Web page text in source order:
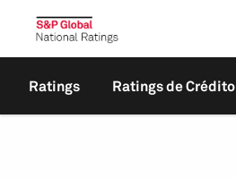
Ratings Ratings de Crédito